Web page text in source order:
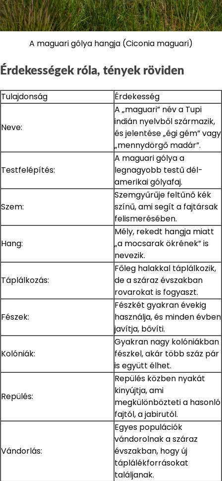
A maguari gólya hangja (Ciconia maguari)
Érdekességek róla, tények röviden
Tulajdonság Érdekesség
Neve:
A „maguari” név a Tupi
indián nyelvből származik,
és jelentése „égi gém” vagy
„mennydörgő madár”.
Testfelépítés:
A maguari gólya a
legnagyobb testű dél-
amerikai gólyafaj.
Szem:
Szemgyűrűje feltűnő kék
színű, ami segít a fajtársak
felismerésében.
Hang:
Mély, rekedt hangja miatt
„a mocsarak ökrének” is
nevezik.
Táplálkozás:
Főleg halakkal táplálkozik,
de a száraz évszakban
rovarokat is fogyaszt.
Fészek:
Fészkét gyakran évekig
használja, és minden évben
javítja, bővíti.
Kolóniák:
Gyakran nagy kolóniákban
fészkel, akár több száz pár
is együtt élhet.
Repülés:
Repülés közben nyakát
kinyújtja, ami
megkülönbözteti a hasonló
fajtól, a jabirutól.
Vándorlás:
Egyes populációk
vándorolnak a száraz
évszakban, hogy új
táplálékforrásokat
találjanak.